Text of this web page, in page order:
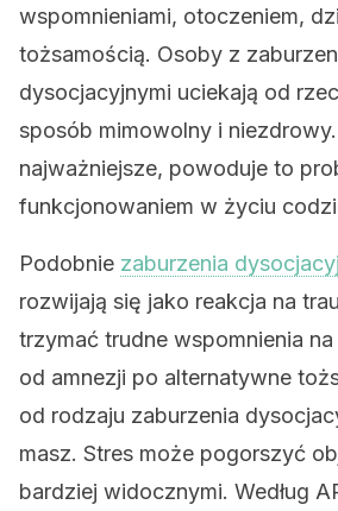
wspomnieniami, otoczeniem,
tożsamością. Osoby z
dysocjacyjnymi uciekają od
sposób mimowolny i
najważniejsze, powoduje to
funkcjonowaniem w życiu
Podobnie zaburzenia
rozwijają się jako reakcja na
trzymać trudne wspomnienia
od amnezji po alternatywne
od rodzaju zaburzenia
masz. Stres może pogorszyć
bardziej widocznymi. Według